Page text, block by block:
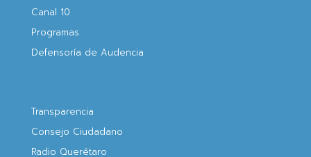
Canal 10
Programas
Defensoría de Audencia
Transparencia
Consejo Ciudadano
Radio Querétaro